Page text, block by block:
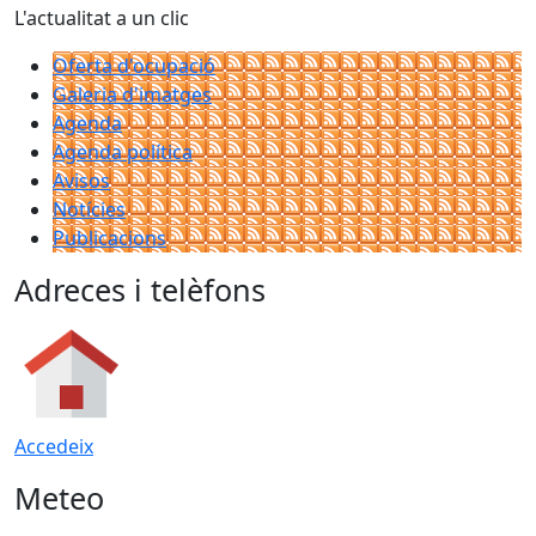
L'actualitat a un clic
Oferta d'ocupació
Galeria d'imatges
Agenda
Agenda política
Avisos
Notícies
Publicacions
Adreces i telèfons
Accedeix
Meteo